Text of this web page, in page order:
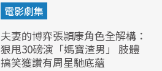
電影劇集
夫妻的博弈張頴康角色全解構：
狠甩30磅演「媽寶渣男」 肢體
搞笑獲讚有周星馳底蘊